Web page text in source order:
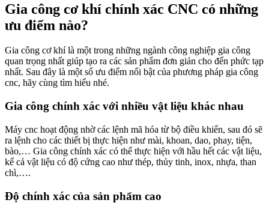
Gia công cơ khí chính xác CNC có những
ưu điểm nào?
Gia công cơ khí là một trong những ngành công nghiệp gia công
quan trọng nhất giúp tạo ra các sản phẩm đơn giản cho đến phức tạp
nhất. Sau đây là một số ưu điểm nổi bật của phương pháp gia công
cnc, hãy cùng tìm hiểu nhé.
Gia công chính xác với nhiều vật liệu khác nhau
Máy cnc hoạt động nhờ các lệnh mã hóa từ bộ điều khiển, sau đó sẽ
ra lệnh cho các thiết bị thực hiện như mài, khoan, dao, phay, tiện,
bào,… Gia công chính xác có thể thực hiện với hầu hết các vật liệu,
kể cả vật liệu có độ cứng cao như thép, thủy tinh, inox, nhựa, than
chì,….
Độ chính xác của sản phẩm cao